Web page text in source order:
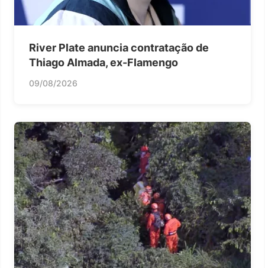
River Plate anuncia contratação de
Thiago Almada, ex-Flamengo
09/08/2026